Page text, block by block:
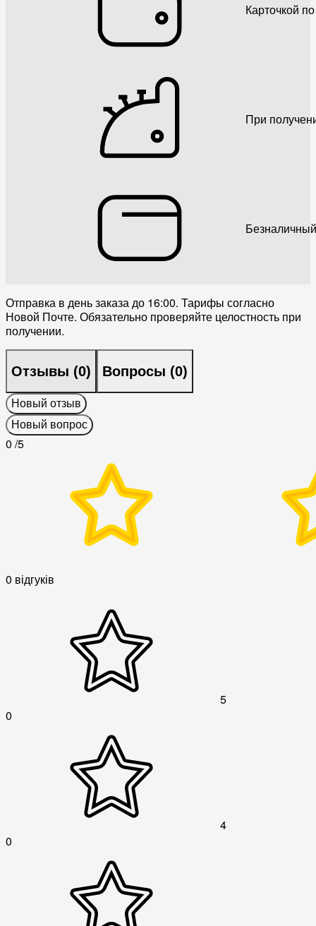
Карточкой
При
Отправка в день заказа до 16:00. Тарифы согласно
Новой Почте. Обязательно проверяйте целостность при
получении.
Отзывы (0) Вопросы (0)
Новый отзыв
Новый вопрос
0 /5
0 відгуків
5
0
4
0